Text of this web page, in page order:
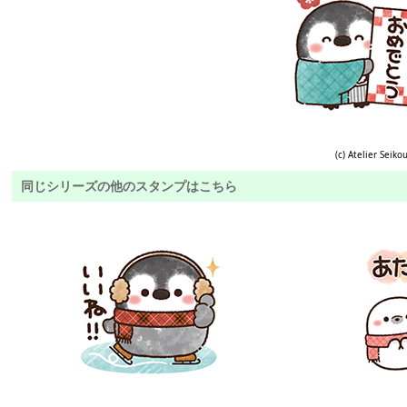
(c) Atelier Seikou
同じシリーズの他のスタンプはこちら